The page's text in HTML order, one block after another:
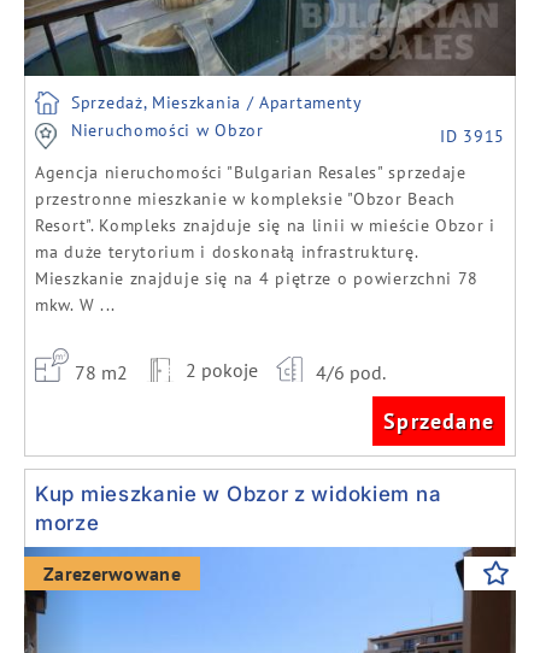
Sprzedaż, Mieszkania / Apartamenty
Nieruchomości w Obzor
ID 3915
Agencja nieruchomości "Bulgarian Resales" sprzedaje
przestronne mieszkanie w kompleksie "Obzor Beach
Resort". Kompleks znajduje się na linii w mieście Obzor i
ma duże terytorium i doskonałą infrastrukturę.
Mieszkanie znajduje się na 4 piętrze o powierzchni 78
mkw. W ...
78 m2 2 pokoje 4/6 pod.
Sprzedane
Kup mieszkanie w Obzor z widokiem na
morze
Previous Next
Zarezerwowane